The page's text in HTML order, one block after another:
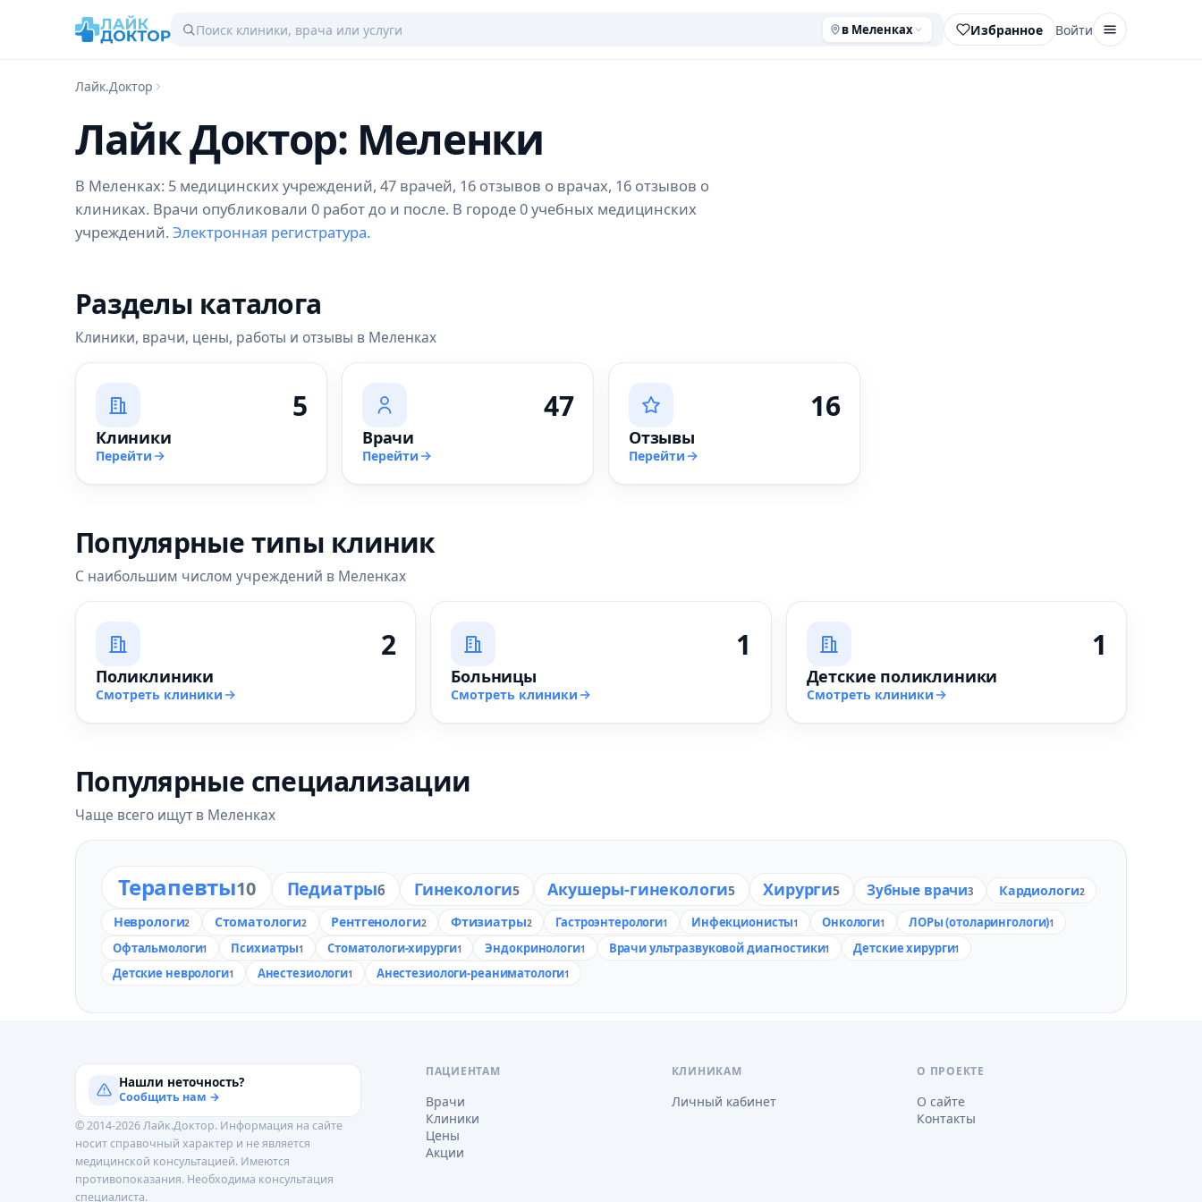
в Меленках Избранное Войти
Лайк.Доктор
Лайк Доктор: Меленки
В Меленках: 5 медицинских учреждений, 47 врачей, 16 отзывов о врачах, 16 отзывов о
клиниках. Врачи опубликовали 0 работ до и после. В городе 0 учебных медицинских
учреждений. Электронная регистратура.
Разделы каталога
Клиники, врачи, цены, работы и отзывы в Меленках
5
Клиники
Перейти
47
Врачи
Перейти
16
Отзывы
Перейти
Популярные типы клиник
С наибольшим числом учреждений в Меленках
2
Поликлиники
Смотреть клиники
1
Больницы
Смотреть клиники
1
Детские поликлиники
Смотреть клиники
Популярные специализации
Чаще всего ищут в Меленках
Терапевты10 Педиатры6 Гинекологи5 Акушеры-гинекологи5 Хирурги5 Зубные врачи3 Кардиологи2
Неврологи2 Стоматологи2 Рентгенологи2 Фтизиатры2 Гастроэнтерологи1 Инфекционисты1 Онкологи1 ЛОРы (отоларингологи)1
Офтальмологи1 Психиатры1 Стоматологи-хирурги1 Эндокринологи1 Врачи ультразвуковой диагностики1 Детские хирурги1
Детские неврологи1 Анестезиологи1 Анестезиологи-реаниматологи1
Нашли неточность?
Сообщить нам →
© 2014-2026 Лайк.Доктор. Информация на сайте
носит справочный характер и не является
медицинской консультацией. Имеются
противопоказания. Необходима консультация
специалиста.
ПАЦИЕНТАМ
Врачи
Клиники
Цены
Акции
КЛИНИКАМ
Личный кабинет
О ПРОЕКТЕ
О сайте
Контакты